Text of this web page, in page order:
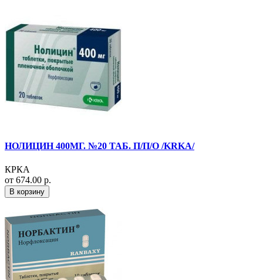
НОЛИЦИН 400МГ. №20 ТАБ. П/П/О /KRKA/
КРКА
от 674.00 р.
В корзину